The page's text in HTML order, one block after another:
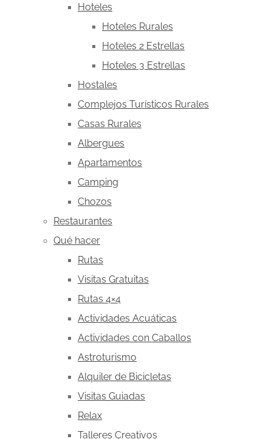
Hoteles
Hoteles Rurales
Hoteles 2 Estrellas
Hoteles 3 Estrellas
Hostales
Complejos Turísticos Rurales
Casas Rurales
Albergues
Apartamentos
Camping
Chozos
Restaurantes
Qué hacer
Rutas
Visitas Gratuitas
Rutas 4×4
Actividades Acuáticas
Actividades con Caballos
Astroturismo
Alquiler de Bicicletas
Visitas Guiadas
Relax
Talleres Creativos